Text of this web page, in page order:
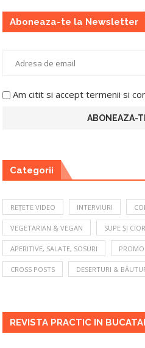
Aboneaza-te la Newsletter
Am citit si accept termenii si
Categorii
REȚETE VIDEO INTERVIURI
VEGETARIAN & VEGAN SUPE ȘI
APERITIVE, SALATE, SOSURI PROMO
CROSS POSTS DESERTURI &
REVISTA PRACTIC IN